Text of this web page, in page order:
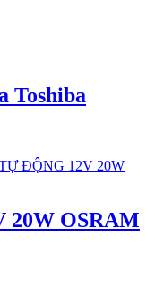
Toshiba
20W OSRAM